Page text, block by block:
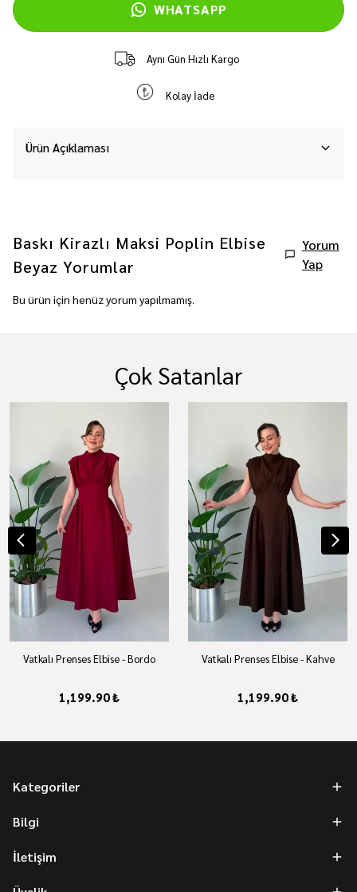
WHATSAPP
Aynı Gün Hızlı Kargo
Kolay İade
Ürün Açıklaması
Baskı Kirazlı Maksi Poplin Elbise
Beyaz Yorumlar
Yorum
Yap
Bu ürün için henüz yorum yapılmamış.
Çok Satanlar
Vatkalı Prenses Elbise - Bordo
1,199.90 ₺
Vatkalı Prenses Elbise - Kahve
1,199.90 ₺
Kategoriler
Bilgi
İletişim